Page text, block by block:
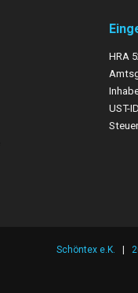
Schöntex e.K.
HRA
UST-